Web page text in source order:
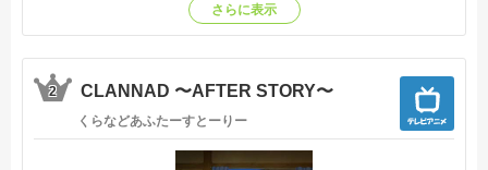
――戦争で生き延びた、たった一人の兄弟への手紙
――都会で働き始めた娘から故郷の両親への手紙
――去りゆく者から残される者への最期の手紙
さらに表示
2 CLANNAD 〜AFTER STORY〜
くらなどあふたーすとーりー